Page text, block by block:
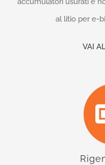
al litio per e-
VAI